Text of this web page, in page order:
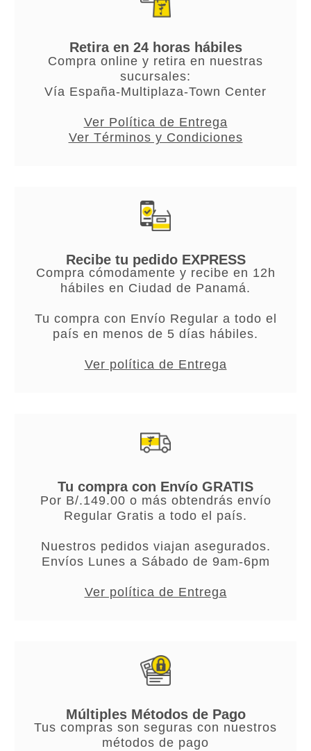
Retira en 24 horas hábiles
Compra online y retira en nuestras
sucursales:
Vía España-Multiplaza-Town Center
Ver Política de Entrega
Ver Términos y Condiciones
Recibe tu pedido EXPRESS
Compra cómodamente y recibe en 12h
hábiles en Ciudad de Panamá.
Tu compra con Envío Regular a todo el
país en menos de 5 días hábiles.
Ver política de Entrega
Tu compra con Envío GRATIS
Por B/.149.00 o más obtendrás envío
Regular Gratis a todo el país.
Nuestros pedidos viajan asegurados.
Envíos Lunes a Sábado de 9am-6pm
Ver política de Entrega
Múltiples Métodos de Pago
Tus compras son seguras con nuestros
métodos de pago